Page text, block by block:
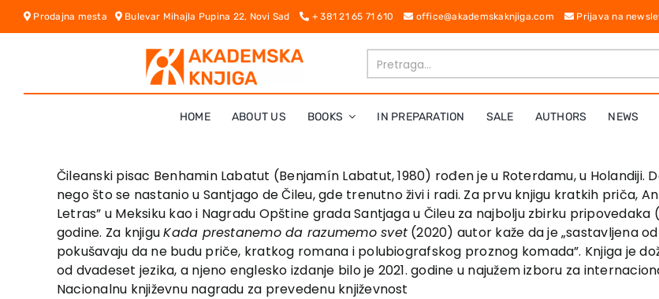
Skip
Prodajna mesta Bulevar Mihajla Pupina 22, Novi Sad + 381 21 65 71 610 office@akademskaknjiga.com Prijava na
HOME ABOUT US BOOKS IN PREPARATION SALE AUTHORS NEWS
Čileanski pisac Benhamin Labatut (Benjamín Labatut, 1980) rođen je u Roterdamu, u Holandiji.
nego što se nastanio u Santjago de Čileu, gde trenutno živi i radi. Za prvu knjigu kratkih priča,
Letras” u Meksiku kao i Nagradu Opštine grada Santjaga u Čileu za najbolju zbirku pripovedaka
godine. Za knjiguKada prestanemo da razumemo svet (2020) autor kaže da je „sastavljena
pokušavaju da ne budu priče, kratkog romana i polubiografskog proznog komada”. Knjiga je
od dvadeset jezika, a njeno englesko izdanje bilo je 2021. godine u najužem izboru za
Nacionalnu književnu nagradu za prevedenu književnost